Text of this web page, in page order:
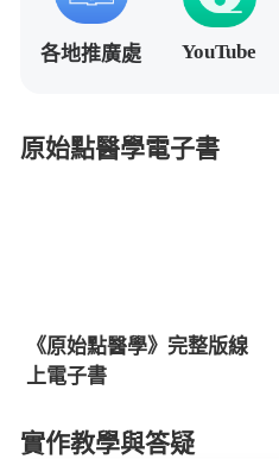
各地推廣處 YouTube
原始點醫學電子書
《原始點醫學》完整版線
上電子書
實作教學與答疑